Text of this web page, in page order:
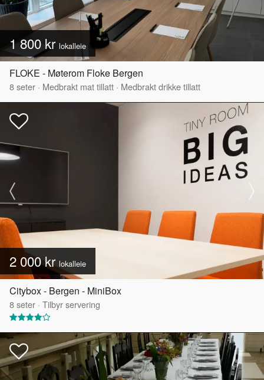
1 800 kr lokalleie
FLOKE - Møterom Floke Bergen
8seter · Medbrakt mat tillatt · Medbrakt drikke tillatt
2 000 kr lokalleie
Citybox - Bergen - MiniBox
8seter · Tilbyr servering